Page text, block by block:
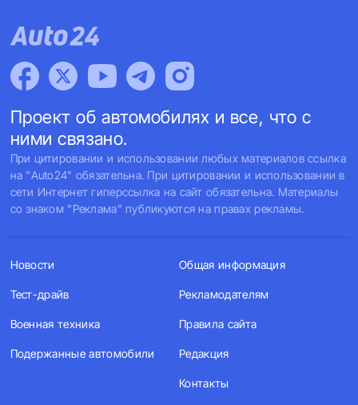
Проект об автомобилях и все, что с
ними связано.
При цитировании и использовании любых материалов ссылка
на "Auto24" обязательна. При цитировании и использовании в
сети Интернет гиперссылка на сайт обязательна. Материалы
со знаком "Реклама" публикуются на правах рекламы.
Новости
Тест-драйв
Военная техника
Подержанные автомобили
Общая информация
Рекламодателям
Правила сайта
Редакция
Контакты